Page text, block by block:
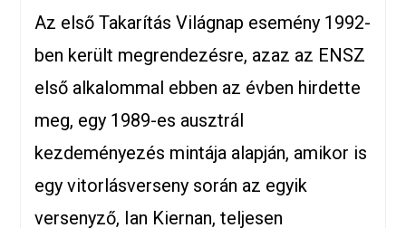
Az első Takarítás Világnap esemény 1992-
ben került megrendezésre, azaz az ENSZ
első alkalommal ebben az évben hirdette
meg, egy 1989-es ausztrál
kezdeményezés mintája alapján, amikor is
egy vitorlásverseny során az egyik
versenyző, Ian Kiernan, teljesen